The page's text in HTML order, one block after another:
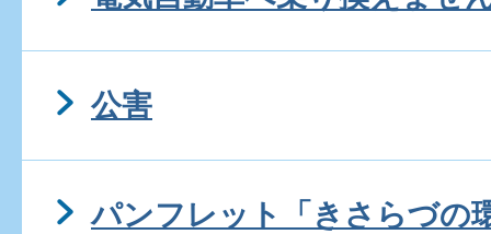
公害
パンフレット「きさらづの